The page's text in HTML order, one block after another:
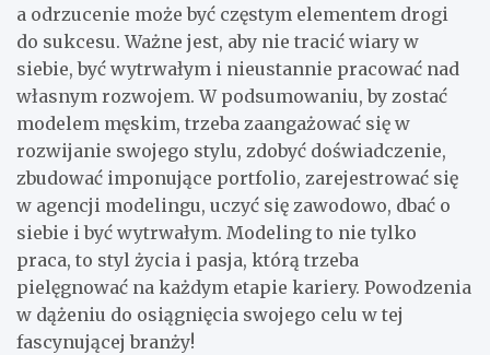
a odrzucenie może być częstym elementem drogi
do sukcesu. Ważne jest, aby nie tracić wiary w
siebie, być wytrwałym i nieustannie pracować nad
własnym rozwojem. W podsumowaniu, by zostać
modelem męskim, trzeba zaangażować się w
rozwijanie swojego stylu, zdobyć doświadczenie,
zbudować imponujące portfolio, zarejestrować się
w agencji modelingu, uczyć się zawodowo, dbać o
siebie i być wytrwałym. Modeling to nie tylko
praca, to styl życia i pasja, którą trzeba
pielęgnować na każdym etapie kariery. Powodzenia
w dążeniu do osiągnięcia swojego celu w tej
fascynującej branży!